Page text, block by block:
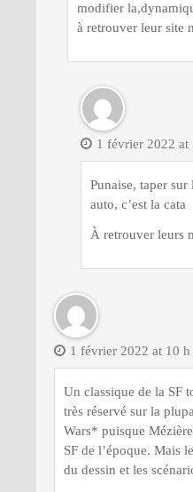
modifier
à retrouver leur site
1 février 2022 at
Punaise, taper sur
auto, c’est la cata
À retrouver leurs
1 février 2022 at 10
Un classique de la SF
très réservé sur la
Wars* puisque
SF de l’époque. Mais
du dessin et les